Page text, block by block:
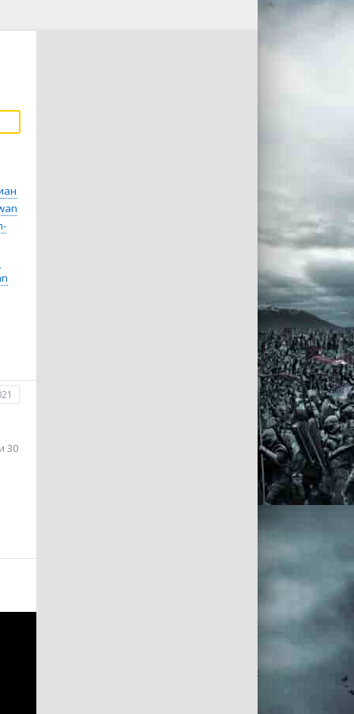
30